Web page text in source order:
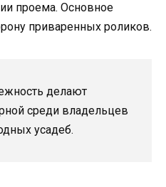
проема. Основное
приваренных роликов.
делают
среди владельцев
усадеб.